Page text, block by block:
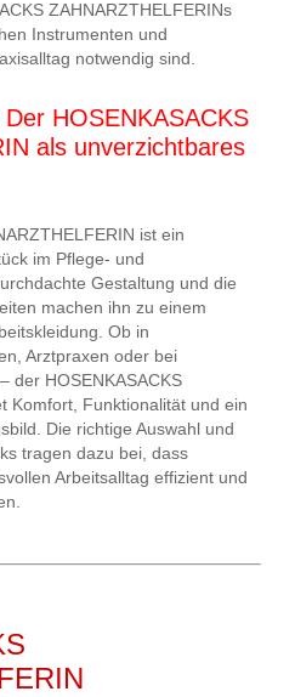
ZAHNARZTHELFERINs
Instrumenten und
notwendig sind.
HOSENKASACKS
als unverzichtbares
ist ein
im Pflege- und
Gestaltung und die
machen ihn zu einem
Ob in
Arztpraxen oder bei
der HOSENKASACKS
Komfort, Funktionalität und ein
Die richtige Auswahl und
tragen dazu bei, dass
Arbeitsalltag effizient und